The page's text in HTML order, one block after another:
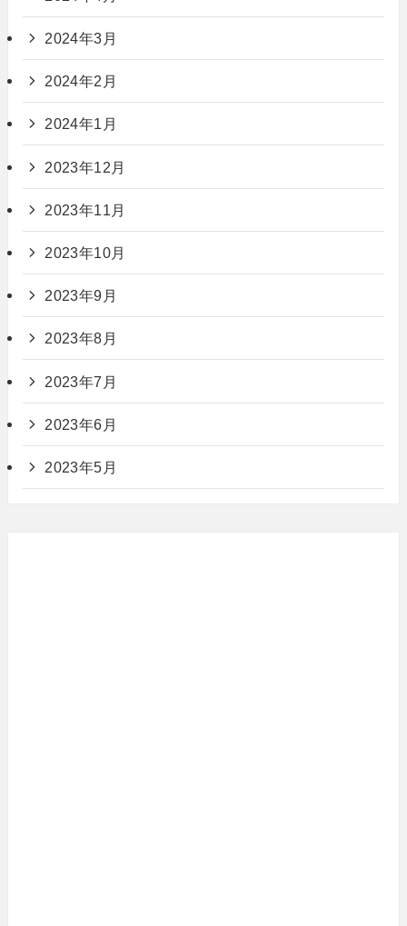
2024年3月
2024年2月
2024年1月
2023年12月
2023年11月
2023年10月
2023年9月
2023年8月
2023年7月
2023年6月
2023年5月